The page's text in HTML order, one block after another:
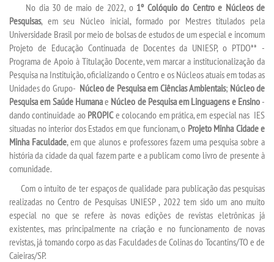
REGIMENTO GERAL
REGULAMENTOS
LOGIN
WEBMAIL
PORTAL DE ALUNOS
UNIESP
CONTATO
No dia 30 de maio de 2022, o 1º Colóquio do Centro e Núcleos de
Pesquisas, em seu Núcleo inicial, formado por Mestres titulados pela
Universidade Brasil por meio de bolsas de estudos de um especial e incomum
Projeto de Educação Continuada de Docentes da UNIESP, o PTDO** -
Programa de Apoio à Titulação Docente, vem marcar a institucionalização da
Pesquisa na Instituição, oficializando o Centro e os Núcleos atuais em todas as
Unidades do Grupo- Núcleo de Pesquisa em Ciências Ambientais; Núcleo de
Pesquisa em Saúde Humanae Núcleo de Pesquisa em Linguagens e Ensino-
dando continuidade ao PROPICe colocando em prática, em especial nas IES
situadas no interior dos Estados em que funcionam, o Projeto Minha Cidade e
Minha Faculdade, em que alunos e professores fazem uma pesquisa sobre a
história da cidade da qual fazem parte e a publicam como livro de presente à
comunidade.
Com o intuito de ter espaços de qualidade para publicação das pesquisas
realizadas no Centro de Pesquisas UNIESP , 2022 tem sido um ano muito
especial no que se refere às novas edições de revistas eletrônicas já
existentes, mas principalmente na criação e no funcionamento de novas
revistas, já tomando corpo as das Faculdades de Colinas do Tocantins/TO e de
Caieiras/SP.